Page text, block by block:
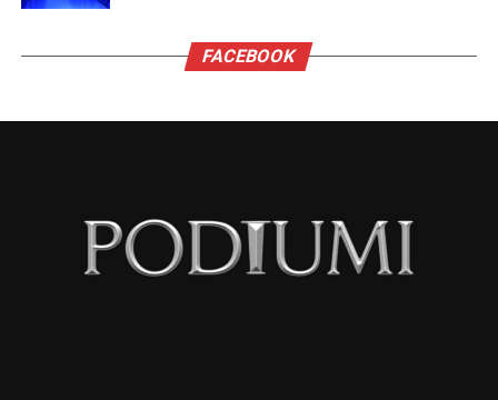
nga kontrolli i Kongresit.
Fitorja e madhe e Mamdanit, me mobilizimin e
dekurajuar dhe çorientuar nga kthimi i Donald
Trump dhe axhenda e tij autoritare.